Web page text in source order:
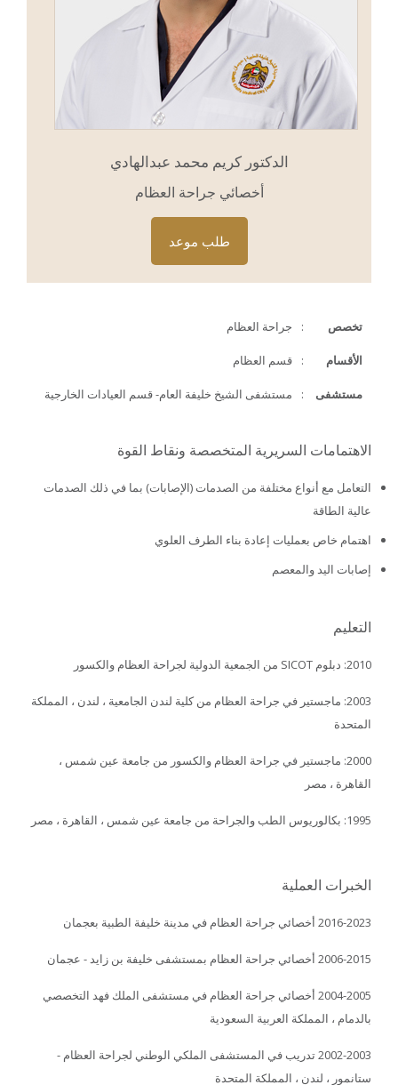
الدكتور كريم محمد عبدالهادي
أخصائي جراحة العظام
طلب موعد
تخصص : جراحة العظام
الأقسام : قسم العظام
مستشفى : مستشفى الشيخ خليفة العام- قسم العيادات الخارجية
الاهتمامات السريرية المتخصصة ونقاط القوة
التعامل مع أنواع مختلفة من الصدمات (الإصابات) بما في ذلك الصدمات
عالية الطاقة
اهتمام خاص بعمليات إعادة بناء الطرف العلوي
إصابات اليد والمعصم
التعليم
2010: دبلوم SICOT من الجمعية الدولية لجراحة العظام والكسور
2003: ماجستير في جراحة العظام من كلية لندن الجامعية ، لندن ، المملكة
المتحدة
2000: ماجستير في جراحة العظام والكسور من جامعة عين شمس ،
القاهرة ، مصر
1995: بكالوريوس الطب والجراحة من جامعة عين شمس ، القاهرة ، مصر
الخبرات العملية
2016-2023 أخصائي جراحة العظام في مدينة خليفة الطبية بعجمان
2006-2015 أخصائي جراحة العظام بمستشفى خليفة بن زايد - عجمان
2004-2005 أخصائي جراحة العظام في مستشفى الملك فهد التخصصي
بالدمام ، المملكة العربية السعودية
2002-2003 تدريب في المستشفى الملكي الوطني لجراحة العظام -
ستانمور ، لندن ، المملكة المتحدة